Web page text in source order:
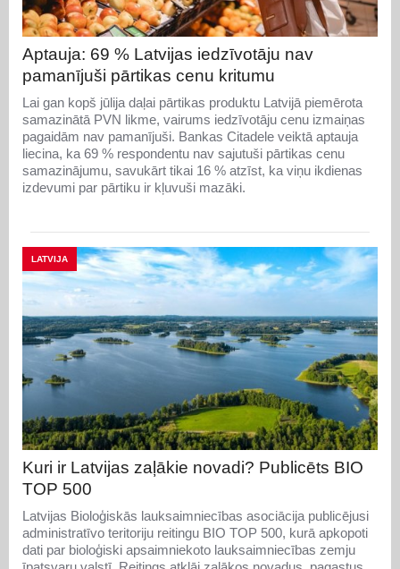
Aptauja: 69 % Latvijas iedzīvotāju nav
pamanījuši pārtikas cenu kritumu
Lai gan kopš jūlija daļai pārtikas produktu Latvijā piemērota
samazinātā PVN likme, vairums iedzīvotāju cenu izmaiņas
pagaidām nav pamanījuši. Bankas Citadele veiktā aptauja
liecina, ka 69 % respondentu nav sajutuši pārtikas cenu
samazinājumu, savukārt tikai 16 % atzīst, ka viņu ikdienas
izdevumi par pārtiku ir kļuvuši mazāki.
LATVIJA
Kuri ir Latvijas zaļākie novadi? Publicēts BIO
TOP 500
Latvijas Bioloģiskās lauksaimniecības asociācija publicējusi
administratīvo teritoriju reitingu BIO TOP 500, kurā apkopoti
dati par bioloģiski apsaimniekoto lauksaimniecības zemju